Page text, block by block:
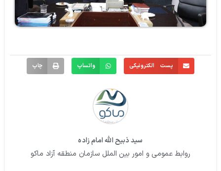
پست الکترونیکی واتساپ چاپ
سید ذبیح الله امام زاده
روابط عمومی و امور بین الملل سازمان منطقه آزاد ماکو